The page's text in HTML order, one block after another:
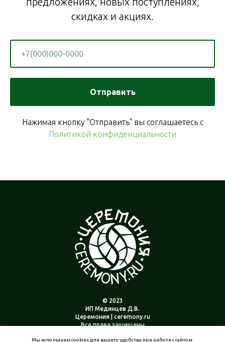
скидках и акциях.
Отправить
Нажимая кнопку "Отправить" вы соглашаетесь с
Политикой конфиденциальности
© 2023
ИП Мединцев Д.В.
Церемония | ceremony.ru
Все права защищены
Мы используем cookies для вашего удобства при работе с сайтом.